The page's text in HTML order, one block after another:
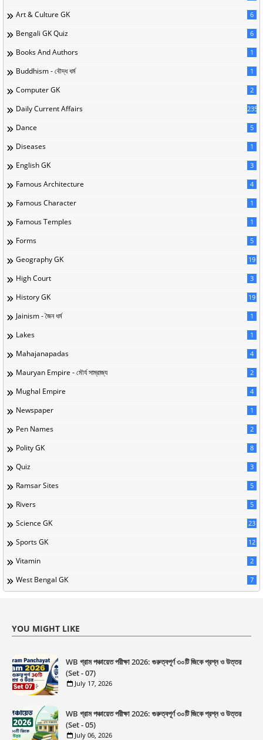
Art & Culture GK
6
Bengali GK Quiz 6
Books And Authors 1
Buddhism - বৌদ্ধ ধর্ম 1
Computer GK 2
Daily Current Affairs 235
Dance 5
Diseases 1
English GK 3
Famous Architecture 4
Famous Character 1
Famous Temples 1
Forms 5
Geography GK 19
High Court 3
History GK 19
Jainism - জৈন ধর্ম 1
Lakes 1
Mahajanapadas 4
Mauryan Empire - মৌর্য সাম্রাজ্য 2
Mughal Empire 4
Newspaper 1
Pen Names 2
Polity GK 8
Quiz 3
Ramsar Sites 5
Rivers 5
Science GK 23
Sports GK 12
Vitamin 2
West Bengal GK 7
YOU MIGHT LIKE
WB গ্রাম পঞ্চায়েত পরীক্ষা 2026: গুরুত্বপূর্ণ ৩০টি জিকে প্রশ্ন ও উত্তর
(Set - 07)
July 17, 2026
WB গ্রাম পঞ্চায়েত পরীক্ষা 2026: গুরুত্বপূর্ণ ৩০টি জিকে প্রশ্ন ও উত্তর
(Set - 05)
July 06, 2026